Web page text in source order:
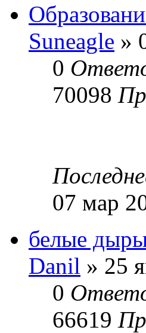
Suneagle »
0
70098
07 мар
белые
Danil » 25
0
66619